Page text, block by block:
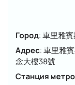
Город:車里雅
Адрес:車里雅
念大樓38號
Станция метро